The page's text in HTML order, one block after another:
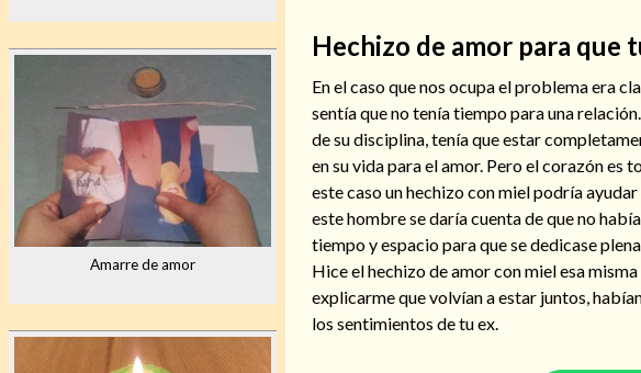
Amarre de amor
Hechizo de amor para que
En el caso que nos ocupa el problema era
sentía que no tenía tiempo para una
de su disciplina, tenía que estar
en su vida para el amor. Pero el corazón es
este caso un hechizo con miel podría
este hombre se daría cuenta de que no
tiempo y espacio para que se dedicase
Hice el hechizo de amor con miel esa
explicarme que volvían a estar juntos,
los sentimientos de tu ex.